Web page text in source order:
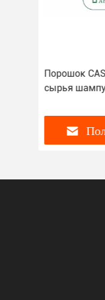
Порошок
сырья